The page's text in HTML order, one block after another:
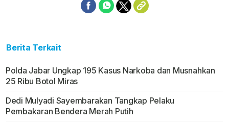
Berita Terkait
Polda Jabar Ungkap 195 Kasus Narkoba dan Musnahkan
25 Ribu Botol Miras
Dedi Mulyadi Sayembarakan Tangkap Pelaku
Pembakaran Bendera Merah Putih